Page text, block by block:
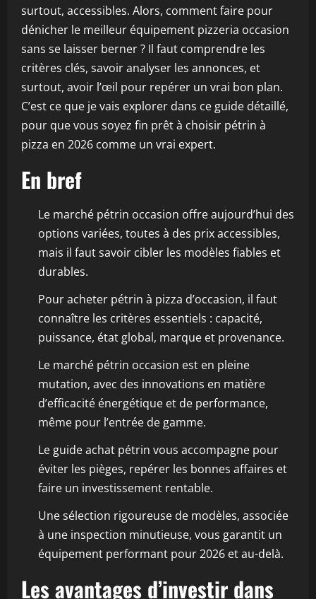
surtout, accessibles. Alors, comment faire pour
dénicher le meilleur équipement pizzeria occasion
sans se laisser berner ? Il faut comprendre les
critères clés, savoir analyser les annonces, et
surtout, avoir l’œil pour repérer un vrai bon plan.
C’est ce que je vais explorer dans ce guide détaillé,
pour que vous soyez fin prêt à choisir pétrin à
pizza en 2026 comme un vrai expert.
En bref
Le marché pétrin occasion offre aujourd’hui des
options variées, toutes à des prix accessibles,
mais il faut savoir cibler les modèles fiables et
durables.
Pour acheter pétrin à pizza d’occasion, il faut
connaître les critères essentiels : capacité,
puissance, état global, marque et provenance.
Le marché pétrin occasion est en pleine
mutation, avec des innovations en matière
d’efficacité énergétique et de performance,
même pour l’entrée de gamme.
Le guide achat pétrin vous accompagne pour
éviter les pièges, repérer les bonnes affaires et
faire un investissement rentable.
Une sélection rigoureuse de modèles, associée
à une inspection minutieuse, vous garantit un
équipement performant pour 2026 et au-delà.
Les avantages d’investir dans